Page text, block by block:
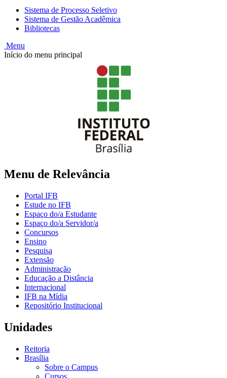
Sistema de Processo Seletivo
Sistema de Gestão Acadêmica
Bibliotecas
Menu
Início do menu principal
Menu de Relevância
Portal IFB
Estude no IFB
Espaço do/a Estudante
Espaço do/a Servidor/a
Concursos
Ensino
Pesquisa
Extensão
Administração
Educação a Distância
Internacional
IFB na Mídia
Repositório Institucional
Unidades
Reitoria
Brasília
Sobre o Campus
Cursos